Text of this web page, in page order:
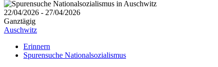
22/04/2026 - 27/04/2026
Ganztägig
Auschwitz
Erinnern
Spurensuche Nationalsozialismus